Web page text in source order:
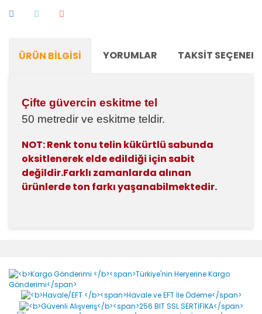
ÜRÜN BILGISI YORUMLAR TAKSIT
Çifte güvercin eskitme tel
50 metredir ve eskitme teldir.
NOT:Renk tonu telin kükürtlü sabunda
oksitlenerek elde edildiği için sabit
değildir.Farklı zamanlarda alınan
ürünlerde ton farkı yaşanabilmektedir.
Yorum Yaz
Ürün resmi kalitesiz, bozuk veya görüntülenemiyor.
Ürün açıklamasında eksik bilgiler bulunuyor.